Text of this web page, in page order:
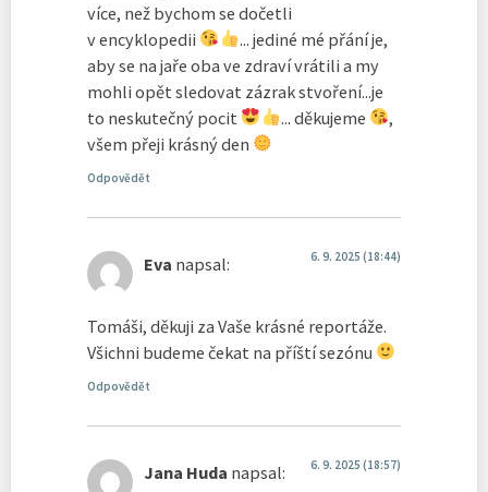
více, než bychom se dočetli
v encyklopedii
... jediné mé přání je,
aby se na jaře oba ve zdraví vrátili a my
mohli opět sledovat zázrak stvoření...je
to neskutečný pocit
... děkujeme
,
všem přeji krásný den
Odpovědět
Eva napsal: 6. 9. 2025 (18:44)
Tomáši, děkuji za Vaše krásné reportáže.
Všichni budeme čekat na příští sezónu
Odpovědět
Jana Huda napsal: 6. 9. 2025 (18:57)